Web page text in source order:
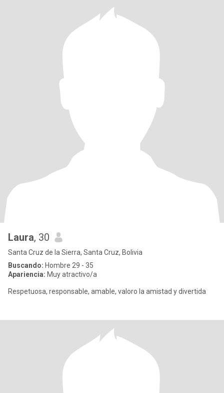
Laura, 30
Santa Cruz de la Sierra, Santa Cruz, Bolivia
Buscando: Hombre 29 - 35
Apariencia: Muy atractivo/a
Respetuosa, responsable, amable, valoro la amistad y divertida